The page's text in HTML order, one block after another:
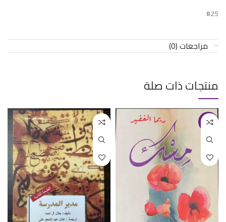
#25
مراجعات (0)
منتجات ذات صلة
-17%